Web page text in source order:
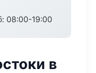
08:00-19:00
в